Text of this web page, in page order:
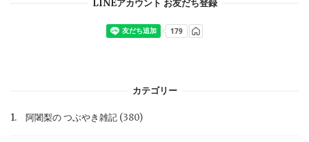
LINEアカウント お友だち登録
カテゴリー
1. 阿闍梨の つぶやき雑記 (380)